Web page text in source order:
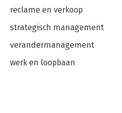
reclame en verkoop
strategisch management
verandermanagement
werk en loopbaan